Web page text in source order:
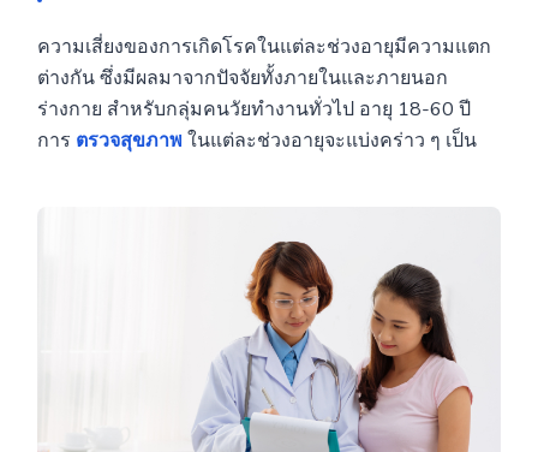
ความเสี่ยงของการเกิดโรคในแต่ละช่วงอายุมีความแตก
ต่างกัน ซึ่งมีผลมาจากปัจจัยทั้งภายในและภายนอก
ร่างกาย สำหรับกลุ่มคนวัยทำงานทั่วไป อายุ 18-60 ปี
การ ตรวจสุขภาพ ในแต่ละช่วงอายุจะแบ่งคร่าว ๆ เป็น